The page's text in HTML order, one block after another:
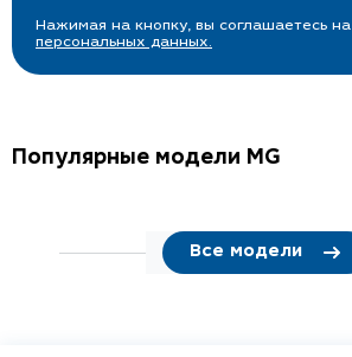
Нажимая на кнопку, вы соглашаетесь на
персональных данных.
Популярные модели MG
Все модели